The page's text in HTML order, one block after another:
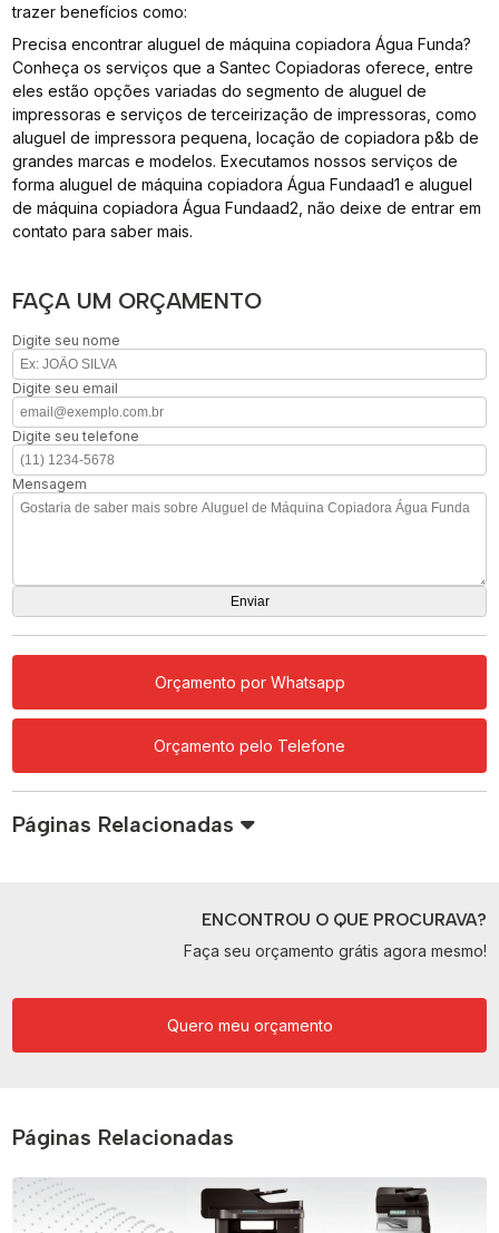
trazer benefícios como:
Precisa encontrar aluguel de máquina copiadora Água Funda?
Conheça os serviços que a Santec Copiadoras oferece, entre
eles estão opções variadas do segmento de aluguel de
impressoras e serviços de terceirização de impressoras, como
aluguel de impressora pequena, locação de copiadora p&b de
grandes marcas e modelos. Executamos nossos serviços de
forma aluguel de máquina copiadora Água Fundaad1 e aluguel
de máquina copiadora Água Fundaad2, não deixe de entrar em
contato para saber mais.
FAÇA UM ORÇAMENTO
Digite seu nome
Digite seu email
Digite seu telefone
Mensagem
Orçamento por Whatsapp
Orçamento pelo Telefone
Páginas Relacionadas
ENCONTROU O QUE PROCURAVA?
Faça seu orçamento grátis agora mesmo!
Quero meu orçamento
Páginas Relacionadas